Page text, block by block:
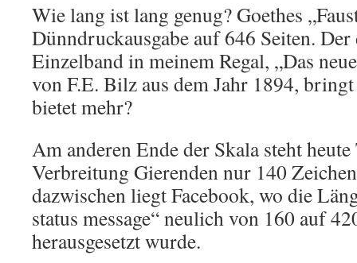
Wie lang ist lang genug? Goethes
Dünndruckausgabe auf 646 Seiten.
Einzelband in meinem Regal, „Das
von F.E. Bilz aus dem Jahr 1894,
bietet mehr?
Am anderen Ende der Skala steht
Verbreitung Gierenden nur 140
dazwischen liegt Facebook, wo die
status message“ neulich von 160 auf
herausgesetzt wurde.